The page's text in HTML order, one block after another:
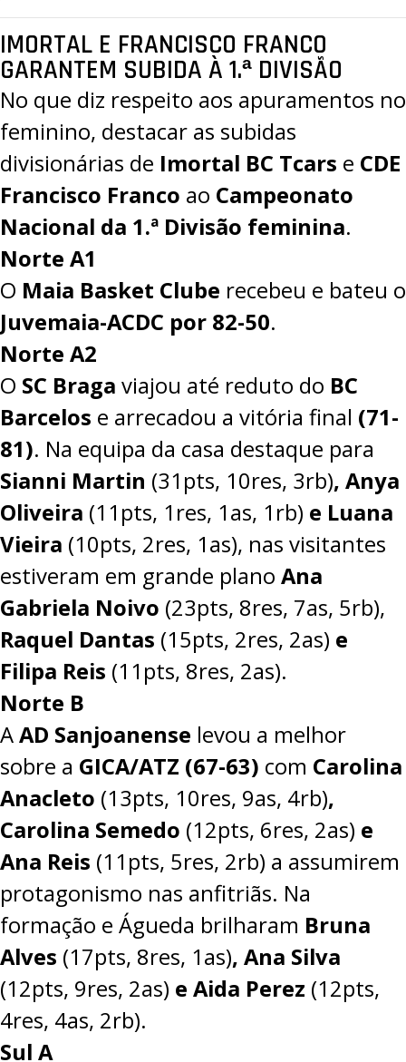
IMORTAL E FRANCISCO FRANCO
GARANTEM SUBIDA À 1.ª DIVISÃO
No que diz respeito aos apuramentos no
feminino, destacar as subidas
divisionárias de Imortal BC Tcars e CDE
Francisco Franco ao Campeonato
Nacional da 1.ª Divisão feminina.
Norte A1
O Maia Basket Clube recebeu e bateu o
Juvemaia-ACDC por 82-50.
Norte A2
O SC Braga viajou até reduto do BC
Barcelos e arrecadou a vitória final (71-
81). Na equipa da casa destaque para
Sianni Martin (31pts, 10res, 3rb), Anya
Oliveira (11pts, 1res, 1as, 1rb) e Luana
Vieira (10pts, 2res, 1as), nas visitantes
estiveram em grande plano Ana
Gabriela Noivo (23pts, 8res, 7as, 5rb),
Raquel Dantas (15pts, 2res, 2as) e
Filipa Reis (11pts, 8res, 2as).
Norte B
AAD Sanjoanense levou a melhor
sobre a GICA/ATZ (67-63) com Carolina
Anacleto (13pts, 10res, 9as, 4rb),
Carolina Semedo (12pts, 6res, 2as) e
Ana Reis (11pts, 5res, 2rb) a assumirem
protagonismo nas anfitriãs. Na
formação e Águeda brilharam Bruna
Alves (17pts, 8res, 1as), Ana Silva
(12pts, 9res, 2as) e Aida Perez (12pts,
4res, 4as, 2rb).
Sul A